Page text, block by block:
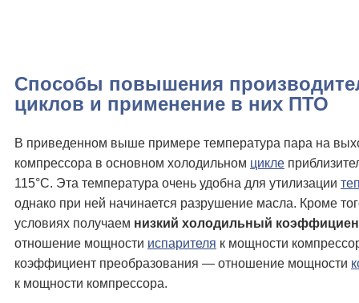
Способы повышения
циклов и применение в них ПТО
В приведенном выше примере температура пара на
компрессора в основном холодильном цикле
115°С. Эта температура очень удобна для утилизации
однако при ней начинается разрушение масла. Кроме
условиях получаем низкий холодильный
отношение мощности испарителя к мощности
коэффициент преобразования — отношение мощности
к мощности компрессора.